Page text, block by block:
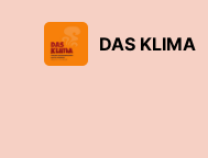
DAS KLIMA